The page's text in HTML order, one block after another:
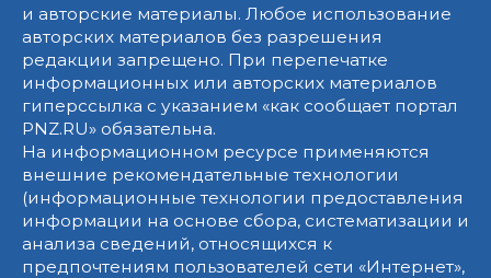
и авторские материалы. Любое использование
авторских материалов без разрешения
редакции запрещено. При перепечатке
информационных или авторских материалов
гиперссылка с указанием «как сообщает портал
PNZ.RU» обязательна.
На информационном ресурсе применяются
внешние рекомендательные технологии
(информационные технологии предоставления
информации на основе сбора, систематизации и
анализа сведений, относящихся к
предпочтениям пользователей сети «Интернет»,